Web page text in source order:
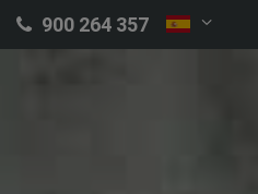
900 264 357